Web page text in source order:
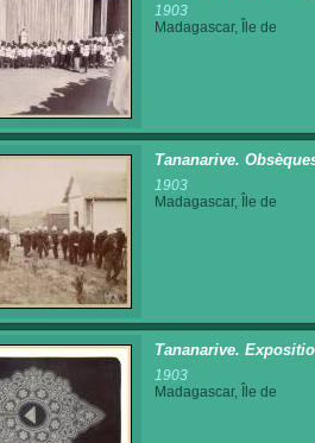
1903
Madagascar, Île de
Tananarive.
1903
Madagascar, Île de
Tananarive.
1903
Madagascar, Île de